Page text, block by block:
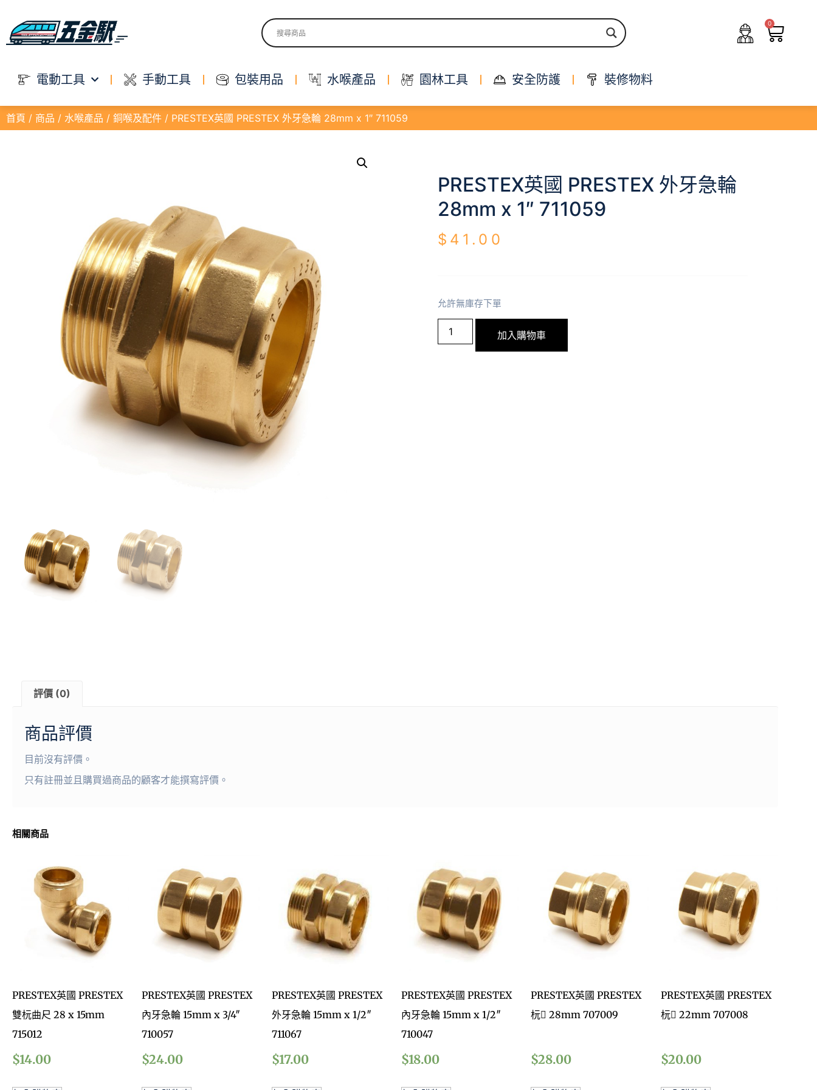
0
電動工具 手動工具 包裝用品 水喉產品 園林工具 安全防護 裝修物料
首頁 / 商品 / 水喉產品 / 銅喉及配件 / PRESTEX英國 PRESTEX 外牙急輪 28mm x 1″ 711059
PRESTEX英國 PRESTEX 外牙急輪
28mm x 1″ 711059
$ 41.00
允許無庫存下單
加入購物車
評價 (0)
商品評價
目前沒有評價。
只有註冊並且購買過商品的顧客才能撰寫評價。
相關商品
PRESTEX英國 PRESTEX
雙杬曲尺 28 x 15mm
715012
$14.00
PRESTEX英國 PRESTEX
內牙急輪 15mm x 3/4″
710057
$24.00
PRESTEX英國 PRESTEX
外牙急輪 15mm x 1/2″
711067
$17.00
PRESTEX英國 PRESTEX
內牙急輪 15mm x 1/2″
710047
$18.00
PRESTEX英國 PRESTEX
杬 28mm 707009
$28.00
PRESTEX英國 PRESTEX
杬 22mm 707008
$20.00